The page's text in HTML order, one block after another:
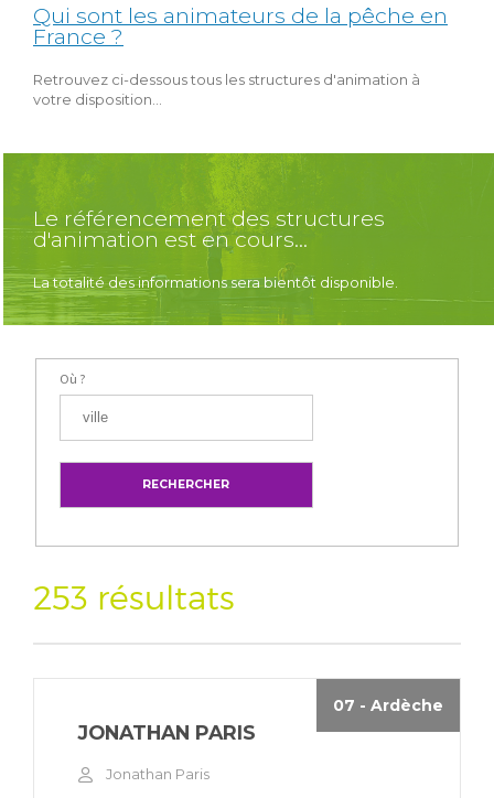
Qui sont les animateurs de la pêche en
France ?
Retrouvez ci-dessous tous les structures d'animation à
votre disposition...
Le référencement des structures
d'animation est en cours...
La totalité des informations sera bientôt disponible.
Où ?
253 résultats
07 - Ardèche
JONATHAN PARIS
Jonathan Paris